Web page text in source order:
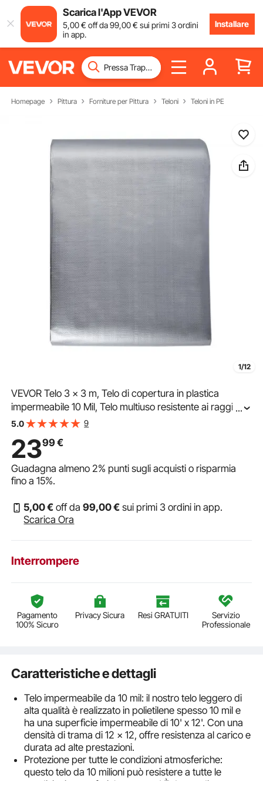
Scarica l'App VEVOR
5,00€ off da99,00€ sui primi 3 ordini
in app.
Installare
Homepage Pittura Forniture per Pittura Teloni Teloni in PE
1/12
VEVOR Telo 3 x 3 m, Telo di copertura in plastica
impermeabile 10 Mil, Telo multiuso resistente ai raggi UV
e alla temperatura con occhielli rinforzati ad alta
...
5.0 9
2399€
Guadagna almeno2% punti sugli acquisti o risparmia
fino a15%.
5,00€ off da99,00€ sui primi 3 ordini in app.
Scarica Ora
Interrompere
Pagamento
100% Sicuro
Privacy Sicura Resi GRATUITI
Servizio
Professionale
Caratteristiche e dettagli
Telo impermeabile da 10 mil: il nostro telo leggero di
alta qualità è realizzato in polietilene spesso 10 mil e
ha una superficie impermeabile di 10' x 12'. Con una
densità di trama di 12 x 12, offre resistenza al carico e
durata ad alte prestazioni.
Protezione per tutte le condizioni atmosferiche:
questo telo da 10 milioni può resistere a tutte le
condizioni atmosferiche esterne! È dotato di